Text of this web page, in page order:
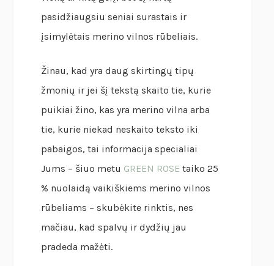
pasidžiaugsiu seniai surastais ir
įsimylėtais merino vilnos rūbeliais.
Žinau, kad yra daug skirtingų tipų
žmonių ir jei šį tekstą skaito tie, kurie
puikiai žino, kas yra merino vilna arba
tie, kurie niekad neskaito teksto iki
pabaigos, tai informacija specialiai
Jums – šiuo metu GREEN ROSE taiko 25
% nuolaidą vaikiškiems merino vilnos
rūbeliams – skubėkite rinktis, nes
mačiau, kad spalvų ir dydžių jau
pradeda mažėti.